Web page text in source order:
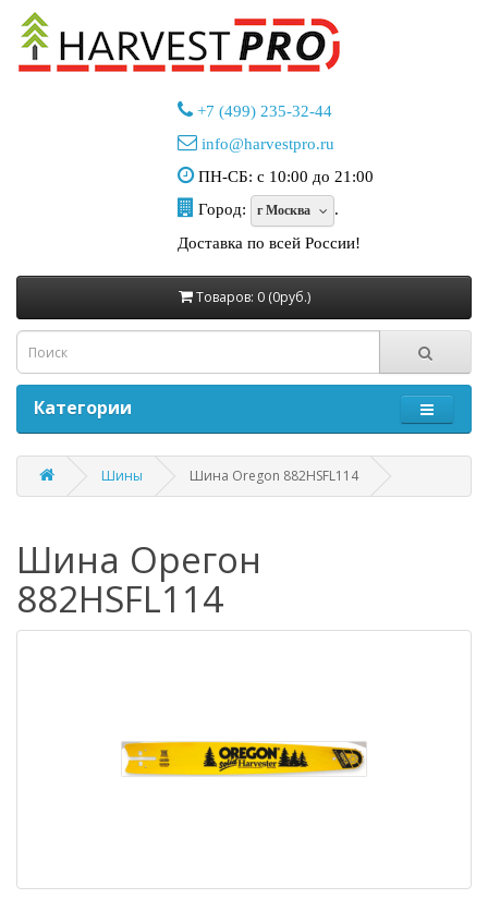
+7 (499) 235-32-44
info@harvestpro.ru
ПН-СБ: с 10:00 до 21:00
Город:
г Москва
.
Доставка по всей России!
Товаров: 0 (0руб.)
Категории
Шины Шина Oregon 882HSFL114
Шина Орегон
882HSFL114